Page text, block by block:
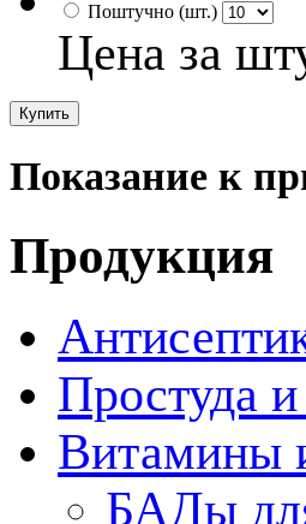
Поштучно (шт.)
Цена за
Показание к
Продукция
Простуда
БАДы